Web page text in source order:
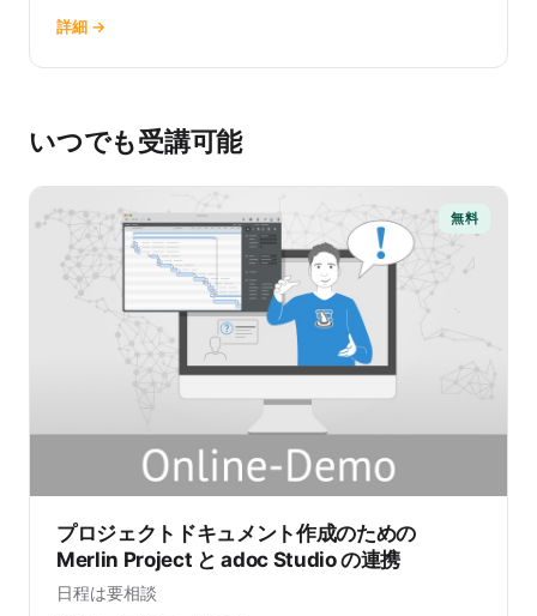
詳細 →
いつでも受講可能
無料
プロジェクトドキュメント作成のための
Merlin Project と adoc Studio の連携
日程は要相談